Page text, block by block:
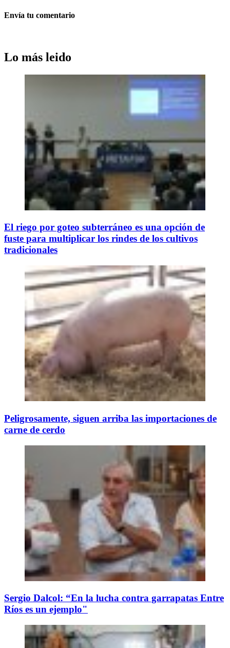
Envía tu comentario
Lo más leido
El riego por goteo subterráneo es una opción de
fuste para multiplicar los rindes de los cultivos
tradicionales
Peligrosamente, siguen arriba las importaciones de
carne de cerdo
Sergio Dalcol: “En la lucha contra garrapatas Entre
Ríos es un ejemplo"